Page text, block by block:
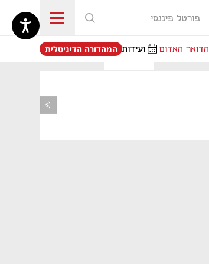
פורטל פיננסי
הדואר האדום ועידות
נפתח בכרטיסייה חדשה
המהדורה הדיגיטלית